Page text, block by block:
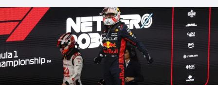
Atletika
Cyklistika
DALŠÍ SPORTY
Americký fotbal
NEPŘEHLÉDNĚTE